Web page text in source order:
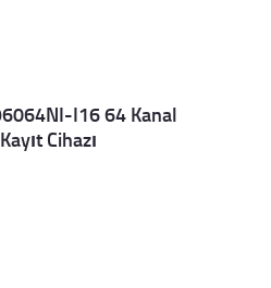
I16 64 Kanal
Cihazı